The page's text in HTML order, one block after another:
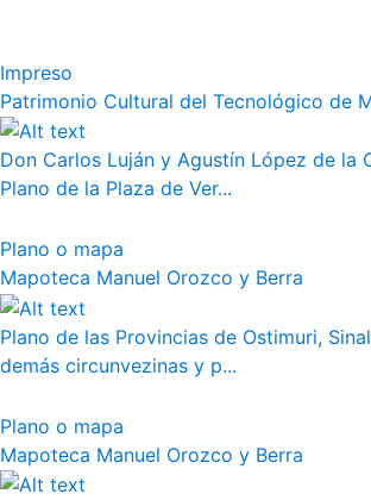
Impreso
Patrimonio Cultural del Tecnológico de
Don Carlos Luján y Agustín López de la
Plano de la Plaza de Ver...
Plano o mapa
Mapoteca Manuel Orozco y Berra
Plano de las Provincias de Ostimuri,
demás circunvezinas y p...
Plano o mapa
Mapoteca Manuel Orozco y Berra